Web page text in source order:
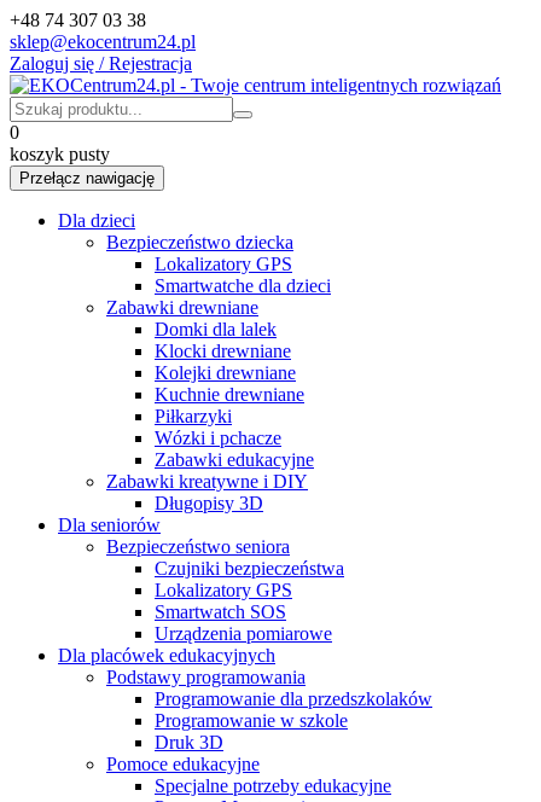
+48 74 307 03 38
sklep@ekocentrum24.pl
Zaloguj się / Rejestracja
0
koszyk pusty
Przełącz nawigację
Dla dzieci
Bezpieczeństwo dziecka
Lokalizatory GPS
Smartwatche dla dzieci
Zabawki drewniane
Domki dla lalek
Klocki drewniane
Kolejki drewniane
Kuchnie drewniane
Piłkarzyki
Wózki i pchacze
Zabawki edukacyjne
Zabawki kreatywne i DIY
Długopisy 3D
Dla seniorów
Bezpieczeństwo seniora
Czujniki bezpieczeństwa
Lokalizatory GPS
Smartwatch SOS
Urządzenia pomiarowe
Dla placówek edukacyjnych
Podstawy programowania
Programowanie dla przedszkolaków
Programowanie w szkole
Druk 3D
Pomoce edukacyjne
Specjalne potrzeby edukacyjne